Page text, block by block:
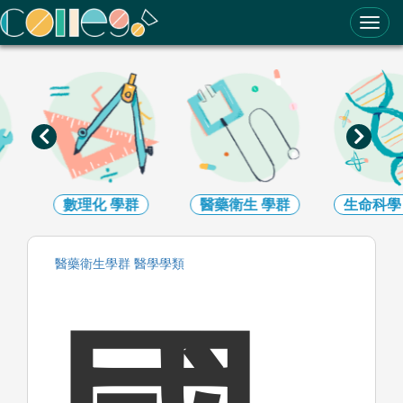
ColleGo! 大學選才與高中育才輔助系統
數理化學群 醫藥衛生學群 生命科學
醫藥衛生學群 醫學學類